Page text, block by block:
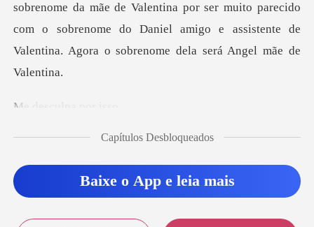
Histórico
Sair
de Valentina por ser muito parecido
com o sobrenome do Daniel amigo e as
ulpa po
rem gostando do meu livr
b
Capítulos Desbloqueados
Baixe o App e leia mais